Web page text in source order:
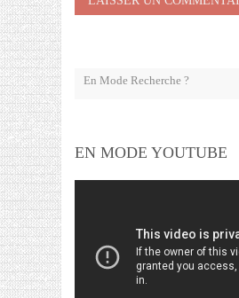
EN MODE YOUTUBE